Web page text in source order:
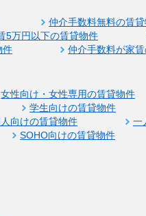
仲介手数料無料の賃
5万円以下の賃貸物件
件
仲介手数料が家
女性向け・女性専用の賃貸物件
学生向けの賃貸物件
向けの賃貸物件
一
SOHO向けの賃貸物件